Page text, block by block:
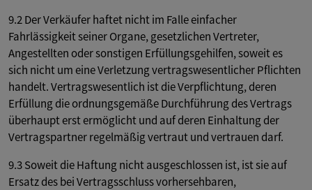
9.2 Der Verkäufer haftet nicht im Falle einfacher
Fahrlässigkeit seiner Organe, gesetzlichen Vertreter,
Angestellten oder sonstigen Erfüllungsgehilfen, soweit es
sich nicht um eine Verletzung vertragswesentlicher Pflichten
handelt. Vertragswesentlich ist die Verpflichtung, deren
Erfüllung die ordnungsgemäße Durchführung des Vertrags
überhaupt erst ermöglicht und auf deren Einhaltung der
Vertragspartner regelmäßig vertraut und vertrauen darf.
9.3 Soweit die Haftung nicht ausgeschlossen ist, ist sie auf
Ersatz des bei Vertragsschluss vorhersehbaren,